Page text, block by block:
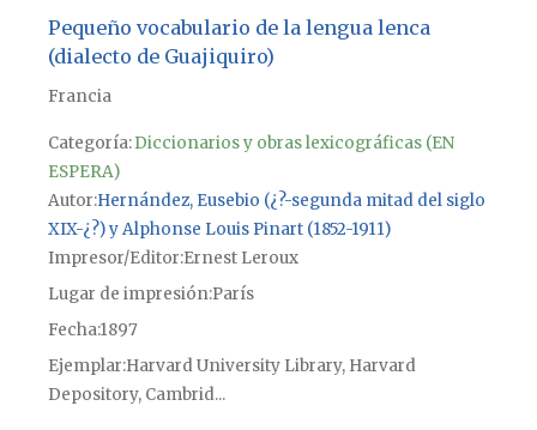
Pequeño vocabulario de la lengua lenca
(dialecto de Guajiquiro)
Francia
Categoría:Diccionarios y obras lexicográficas (EN
ESPERA)
Autor Hernández, Eusebio (¿?-segunda mitad del siglo
XIX-¿?) y Alphonse Louis Pinart (1852-1911)
Impresor/Editor Ernest Leroux
Lugar de impresiónParís
Fecha1897
Ejemplar Harvard University Library, Harvard
Depository, Cambrid...